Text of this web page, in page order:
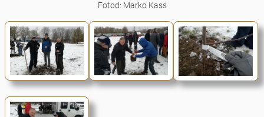
Fotod: Marko Kass